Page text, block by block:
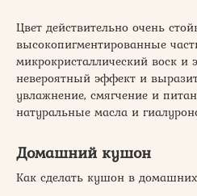
Цвет действительно очень
высокопигментированные
микрокристаллический воск и
невероятный эффект и
увлажнение, смягчение и
натуральные масла и
Домашний кушон
Как сделать кушон в